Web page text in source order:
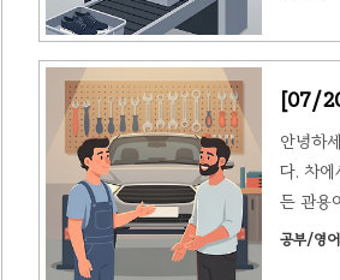
라 짐을
[07/
time)
안녕하
다. 차
든 관용
현 정리
공부/영어